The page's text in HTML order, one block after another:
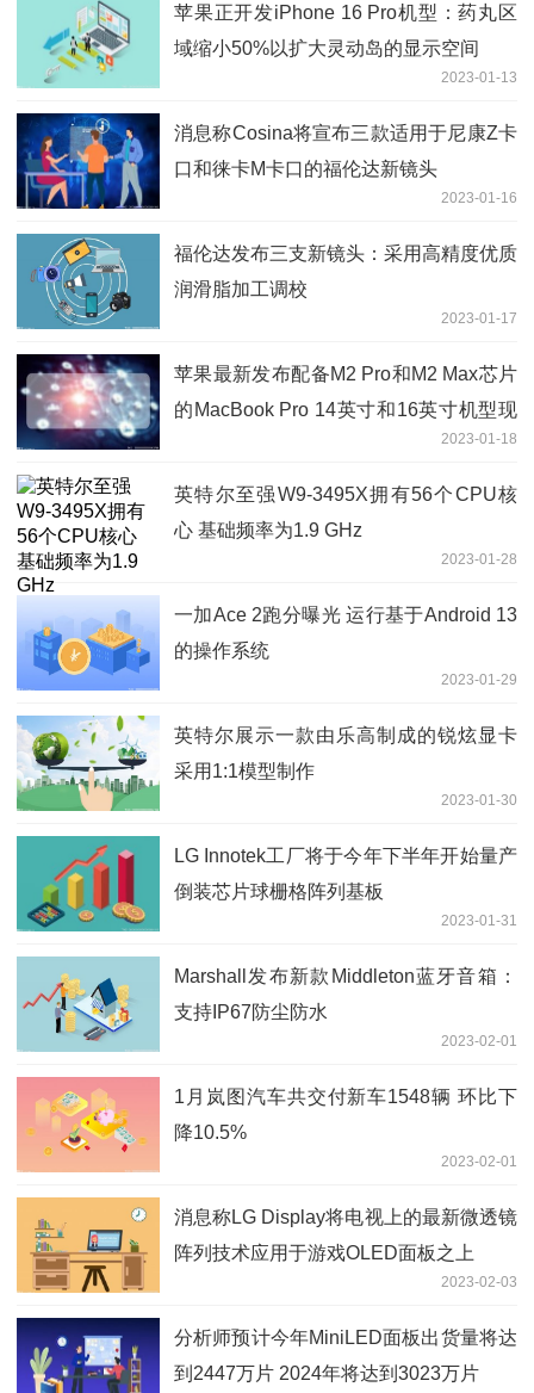
苹果正开发iPhone 16 Pro机型：药丸区
域缩小50%以扩大灵动岛的显示空间
2023-01-13
消息称Cosina将宣布三款适用于尼康Z卡
口和徕卡M卡口的福伦达新镜头
2023-01-16
福伦达发布三支新镜头：采用高精度优质
润滑脂加工调校
2023-01-17
苹果最新发布配备M2 Pro和M2 Max芯片
的MacBook Pro 14英寸和16英寸机型现
2023-01-18
英特尔至强W9-3495X拥有56个CPU核
心 基础频率为1.9 GHz
2023-01-28
一加Ace 2跑分曝光 运行基于Android 13
的操作系统
2023-01-29
英特尔展示一款由乐高制成的锐炫显卡
采用1:1模型制作
2023-01-30
LG Innotek工厂将于今年下半年开始量产
倒装芯片球栅格阵列基板
2023-01-31
Marshall发布新款Middleton蓝牙音箱：
支持IP67防尘防水
2023-02-01
1月岚图汽车共交付新车1548辆 环比下
降10.5%
2023-02-01
消息称LG Display将电视上的最新微透镜
阵列技术应用于游戏OLED面板之上
2023-02-03
分析师预计今年MiniLED面板出货量将达
到2447万片 2024年将达到3023万片